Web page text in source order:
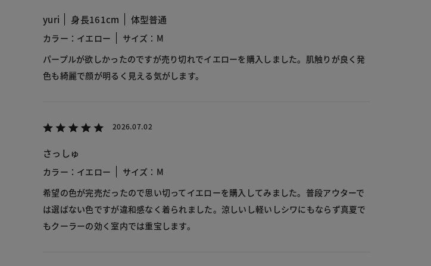
yuri 身長161cm 体型普通
カラー：イエロー
サイズ：M
パープルが欲しかったのですが売り切れでイエローを購入しました。肌触りが良く発
色も綺麗で顔が明るく見える気がします。
2026.07.02
さっしゅ
カラー：イエロー
サイズ：M
希望の色が完売だったので思い切ってイエローを購入してみました。普段アウターで
は選ばない色ですが違和感なく着られました。涼しいし軽いしシワにもならず真夏で
もクーラーの効く室内では重宝します。